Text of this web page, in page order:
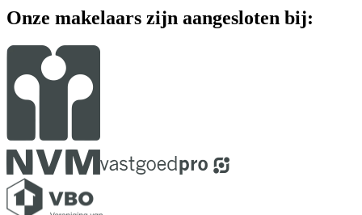
Onze makelaars zijn aangesloten bij: